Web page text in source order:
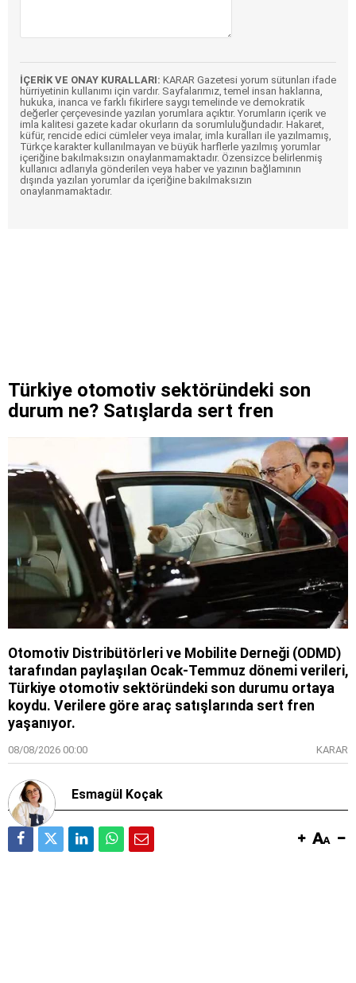
İÇERİK VE ONAY KURALLARI: KARAR Gazetesi yorum sütunları ifade
hürriyetinin kullanımı için vardır. Sayfalarımız, temel insan haklarına,
hukuka, inanca ve farklı fikirlere saygı temelinde ve demokratik
değerler çerçevesinde yazılan yorumlara açıktır. Yorumların içerik ve
imla kalitesi gazete kadar okurların da sorumluluğundadır. Hakaret,
küfür, rencide edici cümleler veya imalar, imla kuralları ile yazılmamış,
Türkçe karakter kullanılmayan ve büyük harflerle yazılmış yorumlar
içeriğine bakılmaksızın onaylanmamaktadır. Özensizce belirlenmiş
kullanıcı adlarıyla gönderilen veya haber ve yazının bağlamının
dışında yazılan yorumlar da içeriğine bakılmaksızın
onaylanmamaktadır.
Türkiye otomotiv sektöründeki son
durum ne? Satışlarda sert fren
Otomotiv Distribütörleri ve Mobilite Derneği (ODMD)
tarafından paylaşılan Ocak-Temmuz dönemi verileri,
Türkiye otomotiv sektöründeki son durumu ortaya
koydu. Verilere göre araç satışlarında sert fren
yaşanıyor.
08/08/2026 00:00 KARAR
Esmagül Koçak